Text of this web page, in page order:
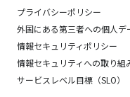
プライバシーポリシー
外国にある第三者への個人デ
情報セキュリティポリシー
情報セキュリティへの取り組
サービスレベル目標（SLO）